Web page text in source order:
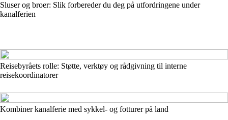
Sluser og broer: Slik forbereder du deg på utfordringene under
kanalferien
Reisebyråets rolle: Støtte, verktøy og rådgivning til interne
reisekoordinatorer
Kombiner kanalferie med sykkel- og fotturer på land